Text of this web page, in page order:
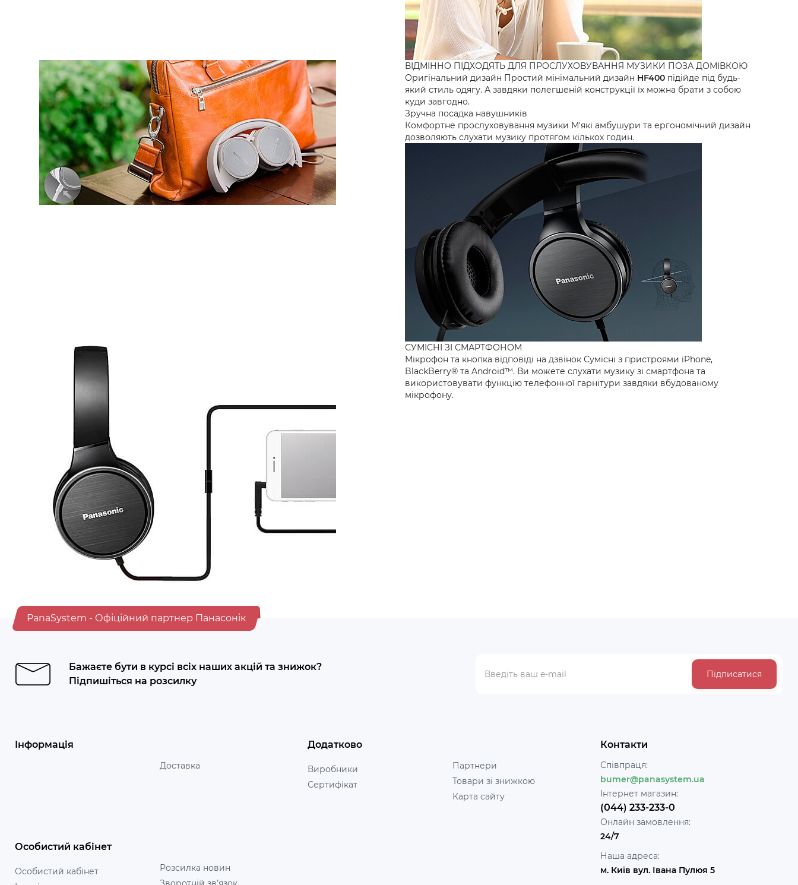
ВІДМІННО ПІДХОДЯТЬ ДЛЯ ПРОСЛУХОВУВАННЯ МУЗИКИ ПОЗА ДОМІВКОЮ
Оригінальний дизайн Простий мінімальний дизайн HF400 підійде під будь-
який стиль одягу. А завдяки полегшеній конструкції їх можна брати з собою
куди завгодно.
Зручна посадка навушників
Комфортне прослуховування музики М'які амбушури та ергономічний дизайн
дозволяють слухати музику протягом кількох годин.
СУМІСНІ ЗІ СМАРТФОНОМ
Мікрофон та кнопка відповіді на дзвінок Сумісні з пристроями iPhone,
BlackBerry® та Android™. Ви можете слухати музику зі смартфона та
використовувати функцію телефонної гарнітури завдяки вбудованому
мікрофону.
PanaSystem - Офіційний партнер Панасонік
Бажаєте бути в курсі всіх наших акцій та знижок?
Підпишіться на розсилку
Підписатися
Інформація
Доставка
Додатково
Виробники
Сертифікат
Партнери
Товари зі знижкою
Карта сайту
Особистий кабінет
Особистий кабінет
Розсилка новин
Контакти
Співпраця:
bumer@panasystem.ua
Інтернет магазин:
(044) 233-233-0
Онлайн замовлення:
24/7
Наша адреса:
м. Київ вул. Івана Пулюя 5